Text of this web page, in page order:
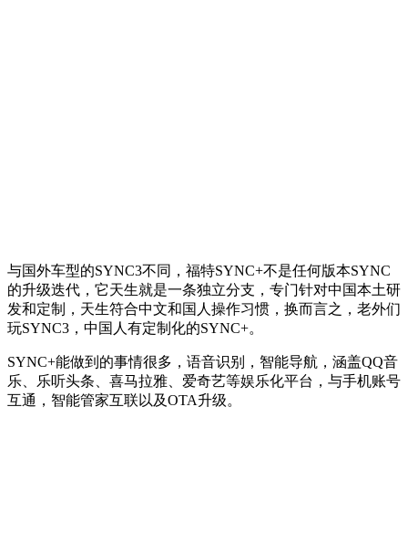
与国外车型的SYNC3不同，福特SYNC+不是任何版本SYNC
的升级迭代，它天生就是一条独立分支，专门针对中国本土研
发和定制，天生符合中文和国人操作习惯，换而言之，老外们
玩SYNC3，中国人有定制化的SYNC+。
SYNC+能做到的事情很多，语音识别，智能导航，涵盖QQ音
乐、乐听头条、喜马拉雅、爱奇艺等娱乐化平台，与手机账号
互通，智能管家互联以及OTA升级。